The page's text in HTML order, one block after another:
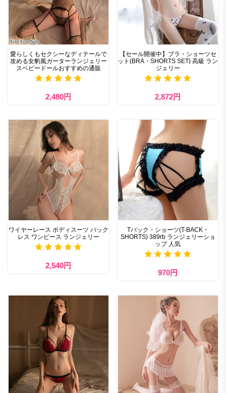
愛らしくもセクシーなディテールで
攻める女豹風ガーターランジェリー
スベビードールおすすめの通販
2,480円
【セール開催中】ブラ・ショーツセ
ット(BRA・SHORTS SET) 高級 ラン
ジェリー
2,872円
ワイヤーレース ボディスーツ バック
レス ワンピース ランジェリー
2,540円
Tバック・ショーツ(T-BACK・
SHORTS) 389rb ランジェリーショ
ップ 人気
970円